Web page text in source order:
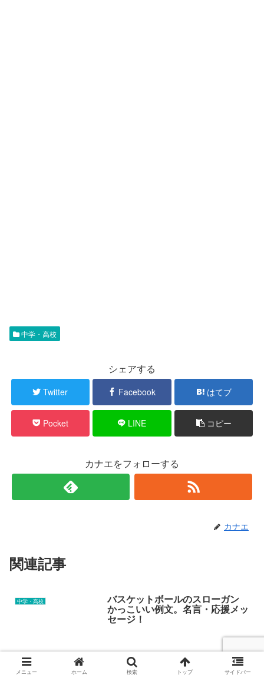
中学・高校
シェアする
Twitter Facebook はてブ
Pocket LINE コピー
カナエをフォローする
カナエ
関連記事
中学・高校 バスケットボールのスローガン
かっこいい例文。名言・応援メッ
セージ！
メニュー ホーム 検索 トップ サイドバー